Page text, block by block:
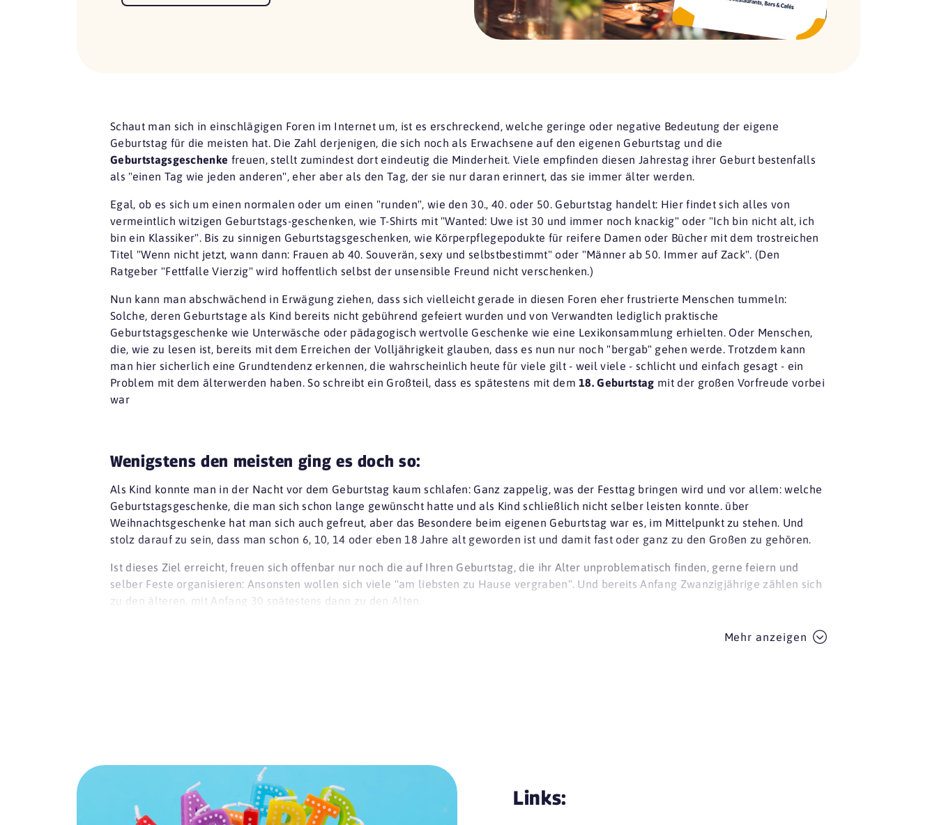
Schaut man sich in einschlägigen Foren im Internet um, ist es erschreckend, welche geringe oder negative Bedeutung der eigene
Geburtstag für die meisten hat. Die Zahl derjenigen, die sich noch als Erwachsene auf den eigenen Geburtstag und die
Geburtstagsgeschenke freuen, stellt zumindest dort eindeutig die Minderheit. Viele empfinden diesen Jahrestag ihrer Geburt bestenfalls
als "einen Tag wie jeden anderen", eher aber als den Tag, der sie nur daran erinnert, das sie immer älter werden.
Egal, ob es sich um einen normalen oder um einen "runden", wie den 30., 40. oder 50. Geburtstag handelt: Hier findet sich alles von
vermeintlich witzigen Geburtstags-geschenken, wie T-Shirts mit "Wanted: Uwe ist 30 und immer noch knackig" oder "Ich bin nicht alt, ich
bin ein Klassiker". Bis zu sinnigen Geburtstagsgeschenken, wie Körperpflegepodukte für reifere Damen oder Bücher mit dem trostreichen
Titel "Wenn nicht jetzt, wann dann: Frauen ab 40. Souverän, sexy und selbstbestimmt" oder "Männer ab 50. Immer auf Zack". (Den
Ratgeber "Fettfalle Vierzig" wird hoffentlich selbst der unsensible Freund nicht verschenken.)
Nun kann man abschwächend in Erwägung ziehen, dass sich vielleicht gerade in diesen Foren eher frustrierte Menschen tummeln:
Solche, deren Geburtstage als Kind bereits nicht gebührend gefeiert wurden und von Verwandten lediglich praktische
Geburtstagsgeschenke wie Unterwäsche oder pädagogisch wertvolle Geschenke wie eine Lexikonsammlung erhielten. Oder Menschen,
die, wie zu lesen ist, bereits mit dem Erreichen der Volljährigkeit glauben, dass es nun nur noch "bergab" gehen werde. Trotzdem kann
man hier sicherlich eine Grundtendenz erkennen, die wahrscheinlich heute für viele gilt - weil viele - schlicht und einfach gesagt - ein
Problem mit dem älterwerden haben. So schreibt ein Großteil, dass es spätestens mit dem18. Geburtstag mit der großen Vorfreude vorbei
war
Wenigstens den meisten ging es doch so:
Als Kind konnte man in der Nacht vor dem Geburtstag kaum schlafen: Ganz zappelig, was der Festtag bringen wird und vor allem: welche
Geburtstagsgeschenke, die man sich schon lange gewünscht hatte und als Kind schließlich nicht selber leisten konnte. über
Weihnachtsgeschenke hat man sich auch gefreut, aber das Besondere beim eigenen Geburtstag war es, im Mittelpunkt zu stehen. Und
stolz darauf zu sein, dass man schon 6, 10, 14 oder eben 18 Jahre alt geworden ist und damit fast oder ganz zu den Großen zu gehören.
Ist dieses Ziel erreicht, freuen sich offenbar nur noch die auf Ihren Geburtstag, die ihr Alter unproblematisch finden, gerne feiern und
selber Feste organisieren: Ansonsten wollen sich viele "am liebsten zu Hause vergraben". Und bereits Anfang Zwanzigjährige zählen sich
zu den älteren, mit Anfang 30 spätestens dann zu den Alten.
Mehr anzeigen
Links: